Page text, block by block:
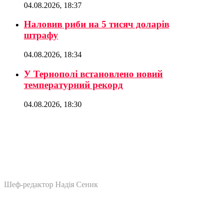
04.08.2026, 18:37
Наловив риби на 5 тисяч доларів
штрафу
04.08.2026, 18:34
У Тернополі встановлено новий
температурний рекорд
04.08.2026, 18:30
Шеф-редактор Надія Сеник